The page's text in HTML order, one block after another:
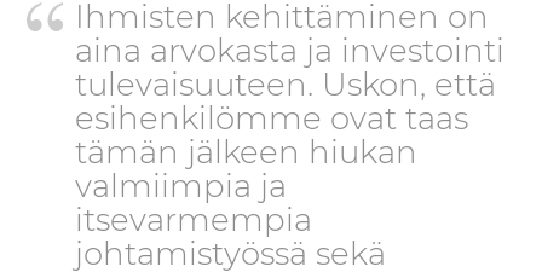
Ihmisten kehittäminen on
aina arvokasta ja investointi
tulevaisuuteen. Uskon, että
esihenkilömme ovat taas
tämän jälkeen hiukan
valmiimpia ja
itsevarmempia
johtamistyössä sekä